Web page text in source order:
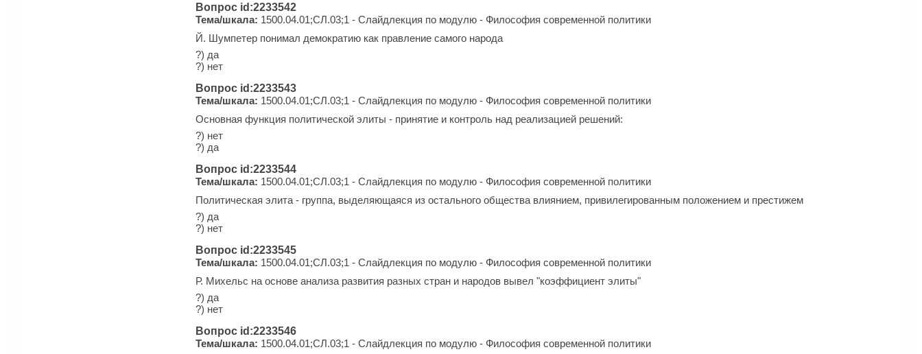
Вопрос id:2233542
Тема/шкала: 1500.04.01;СЛ.03;1 - Слайдлекция по модулю - Философия современной политики
Й. Шумпетер понимал демократию как правление самого народа
?) да
?) нет
Вопрос id:2233543
Тема/шкала: 1500.04.01;СЛ.03;1 - Слайдлекция по модулю - Философия современной политики
Основная функция политической элиты - принятие и контроль над реализацией решений:
?) нет
?) да
Вопрос id:2233544
Тема/шкала: 1500.04.01;СЛ.03;1 - Слайдлекция по модулю - Философия современной политики
Политическая элита - группа, выделяющаяся из остального общества влиянием, привилегированным положением и престижем
?) да
?) нет
Вопрос id:2233545
Тема/шкала: 1500.04.01;СЛ.03;1 - Слайдлекция по модулю - Философия современной политики
Р. Михельс на основе анализа развития разных стран и народов вывел "коэффициент элиты"
?) да
?) нет
Вопрос id:2233546
Тема/шкала: 1500.04.01;СЛ.03;1 - Слайдлекция по модулю - Философия современной политики